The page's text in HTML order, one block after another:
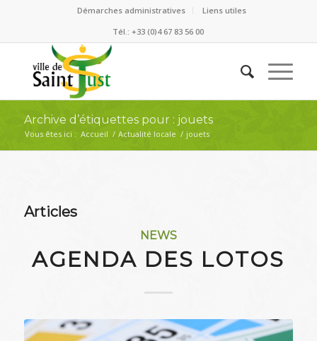
Démarches administratives
Liens utiles
Tél.: +33 (0)4 67 83 56 00
Archive d’étiquettes pour : jouets
Vous êtes ici : Accueil / Actualité locale / jouets
Articles
NEWS
AGENDA DES LOTOS